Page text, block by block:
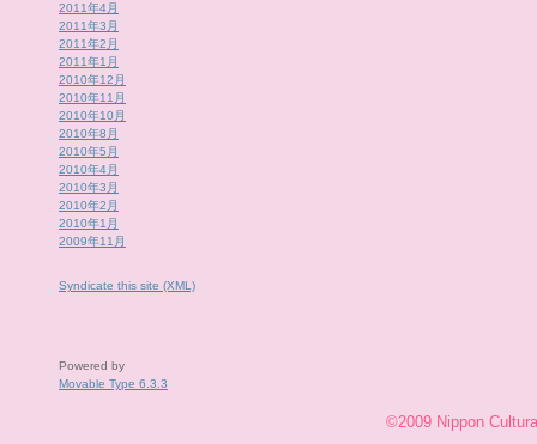
2011年4月
2011年3月
2011年2月
2011年1月
2010年12月
2010年11月
2010年10月
2010年8月
2010年5月
2010年4月
2010年3月
2010年2月
2010年1月
2009年11月
Syndicate this site (XML)
Powered by
Movable Type 6.3.3
©2009 Nippon